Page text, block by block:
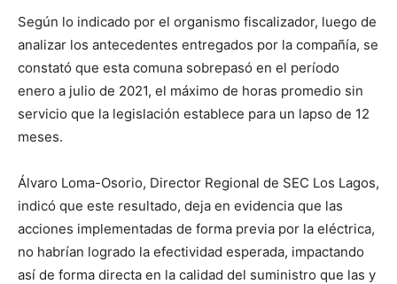
Según lo indicado por el organismo fiscalizador, luego de
analizar los antecedentes entregados por la compañía, se
constató que esta comuna sobrepasó en el período
enero a julio de 2021, el máximo de horas promedio sin
servicio que la legislación establece para un lapso de 12
meses.
Álvaro Loma-Osorio, Director Regional de SEC Los Lagos,
indicó que este resultado, deja en evidencia que las
acciones implementadas de forma previa por la eléctrica,
no habrían logrado la efectividad esperada, impactando
así de forma directa en la calidad del suministro que las y